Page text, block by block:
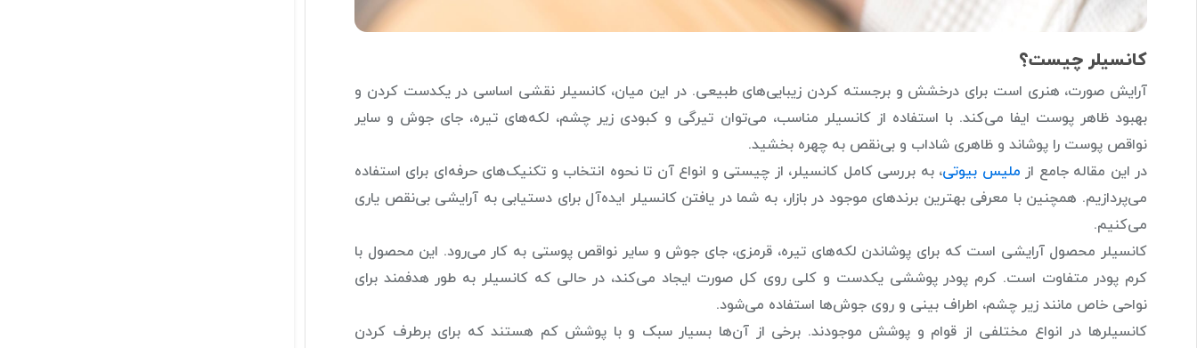
کانسیلر چیست؟
آرایش صورت، هنری است برای درخشش و برجسته کردن زیبایی‌های طبیعی. در این میان، کانسیلر نقشی اساسی در یکدست کردن و
بهبود ظاهر پوست ایفا می‌کند. با استفاده از کانسیلر مناسب، می‌توان تیرگی و کبودی زیر چشم، لکه‌های تیره، جای جوش و سایر
نواقص پوست را پوشاند و ظاهری شاداب و بی‌نقص به چهره بخشید.
در این مقاله جامع از ملیس بیوتی، به بررسی کامل کانسیلر، از چیستی و انواع آن تا نحوه انتخاب و تکنیک‌های حرفه‌ای برای استفاده
می‌پردازیم. همچنین با معرفی بهترین برندهای موجود در بازار، به شما در یافتن کانسیلر ایده‌آل برای دستیابی به آرایشی بی‌نقص یاری
می‌کنیم.
کانسیلر محصول آرایشی است که برای پوشاندن لکه‌های تیره، قرمزی، جای جوش و سایر نواقص پوستی به کار می‌رود. این محصول با
کرم پودر متفاوت است. کرم پودر پوششی یکدست و کلی روی کل صورت ایجاد می‌کند، در حالی که کانسیلر به طور هدفمند برای
نواحی خاص مانند زیر چشم، اطراف بینی و روی جوش‌ها استفاده می‌شود.
کانسیلرها در انواع مختلفی از قوام و پوشش موجودند. برخی از آن‌ها بسیار سبک و با پوشش کم هستند که برای برطرف کردن